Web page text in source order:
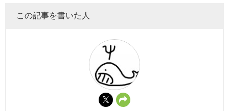
この記事を書いた人